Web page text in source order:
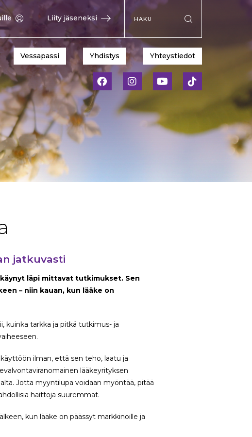
Liity jäseneksi
Hae sivustolta
Vessapassi Yhdistys Yhteystiedot
jatkuvasti
läpi mittavat tutkimukset. Sen
– niin kauan, kun lääke on
kuinka tarkka ja pitkä tutkimus- ja
ilman, että sen teho, laatu ja
lääkeyrityksen
Jotta myyntilupa voidaan myöntää, pitää
haittoja suuremmat.
kun lääke on päässyt markkinoille ja